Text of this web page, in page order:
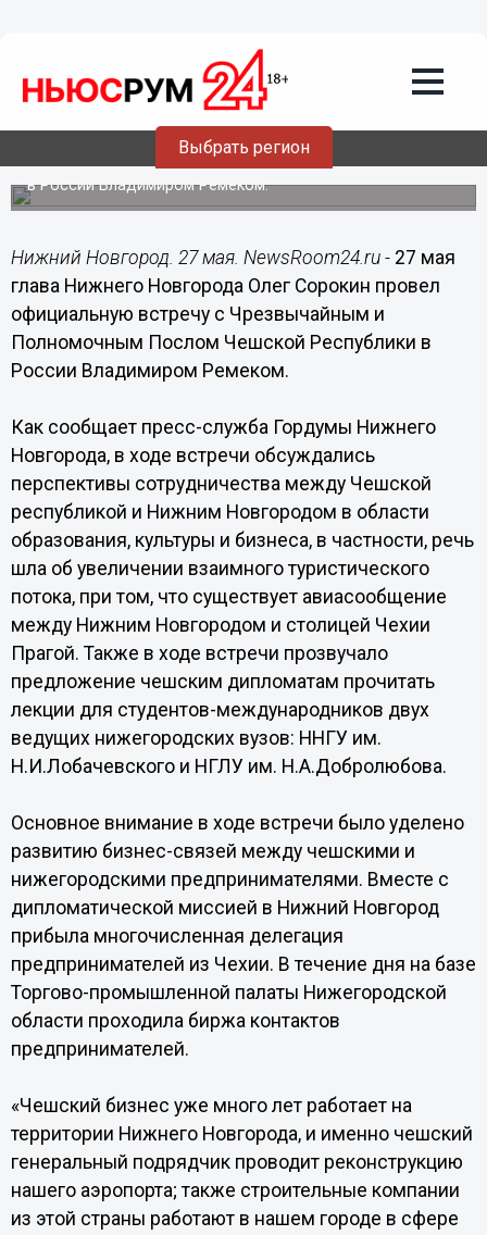
Выбрать регион
Чехия открыта для сотрудничества с
нашим регионом в различных сферах, -
Олег Сорокин
Глава города встретился с Послом Чешской Республики
в России Владимиром Ремеком.
Нижний Новгород. 27 мая. NewsRoom24.ru - 27 мая
глава Нижнего Новгорода Олег Сорокин провел
официальную встречу с Чрезвычайным и
Полномочным Послом Чешской Республики в
России Владимиром Ремеком.
Как сообщает пресс-служба Гордумы Нижнего
Новгорода, в ходе встречи обсуждались
перспективы сотрудничества между Чешской
республикой и Нижним Новгородом в области
образования, культуры и бизнеса, в частности, речь
шла об увеличении взаимного туристического
потока, при том, что существует авиасообщение
между Нижним Новгородом и столицей Чехии
Прагой. Также в ходе встречи прозвучало
предложение чешским дипломатам прочитать
лекции для студентов-международников двух
ведущих нижегородских вузов: ННГУ им.
Н.И.Лобачевского и НГЛУ им. Н.А.Добролюбова.
Основное внимание в ходе встречи было уделено
развитию бизнес-связей между чешскими и
нижегородскими предпринимателями. Вместе с
дипломатической миссией в Нижний Новгород
прибыла многочисленная делегация
предпринимателей из Чехии. В течение дня на базе
Торгово-промышленной палаты Нижегородской
области проходила биржа контактов
предпринимателей.
«Чешский бизнес уже много лет работает на
территории Нижнего Новгорода, и именно чешский
генеральный подрядчик проводит реконструкцию
нашего аэропорта; также строительные компании
из этой страны работают в нашем городе в сфере